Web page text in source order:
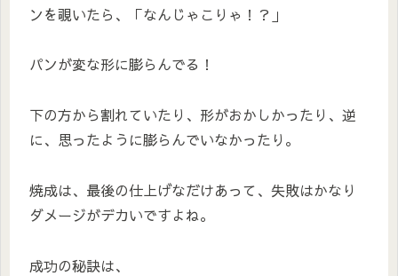
ンを覗いたら、「なんじゃこりゃ！？」
パンが変な形に膨らんでる！
下の方から割れていたり、形がおかしかったり、逆
に、思ったように膨らんでいなかったり。
焼成は、最後の仕上げなだけあって、失敗はかなり
ダメージがデカいですよね。
成功の秘訣は、